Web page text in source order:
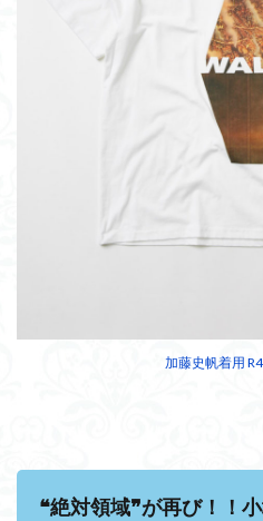
加藤史帆着用
❝絶対領域❞が再び！！